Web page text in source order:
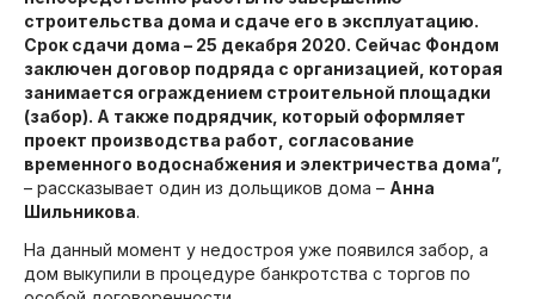
строительства дома и сдаче его в эксплуатацию.
Срок сдачи дома – 25 декабря 2020. Сейчас Фондом
заключен договор подряда с организацией, которая
занимается ограждением строительной площадки
(забор). А также подрядчик, который оформляет
проект производства работ, согласование
временного водоснабжения и электричества дома”,
– рассказывает один из дольщиков дома – Анна
Шильникова.
На данный момент у недостроя уже появился забор, а
дом выкупили в процедуре банкротства с торгов по